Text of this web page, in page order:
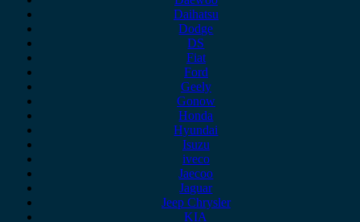
Daihatsu
Dodge
DS
Fiat
Ford
Geely
Gonow
Honda
Hyundai
Isuzu
iveco
Jaecoo
Jaguar
Jeep Chrysler
KIA